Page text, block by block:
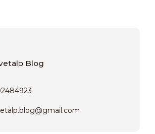
Blog
@gmail.com